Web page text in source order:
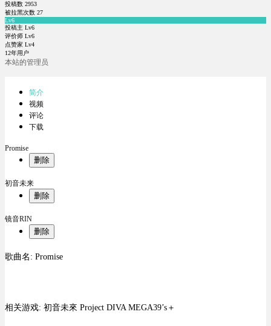
投稿数 2953
被拉黑次数 27
Lv6
投稿主 Lv6
评价师 Lv6
点赞家 Lv4
12年用户
本站的管理员
简介
视频
评论
下载
Promise
删除
初音未来
删除
镜音RIN
删除
歌曲名: Promise
相关游戏: 初音未來 Project DIVA MEGA39’s＋